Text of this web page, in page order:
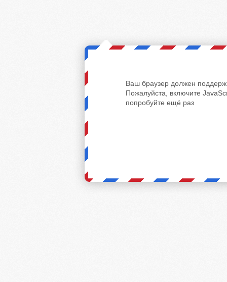
Ваш браузер должен
Пожалуйста, включите
попробуйте ещё раз